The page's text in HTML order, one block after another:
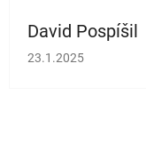
David Pospíšil
Hodnocení
23.1.2025